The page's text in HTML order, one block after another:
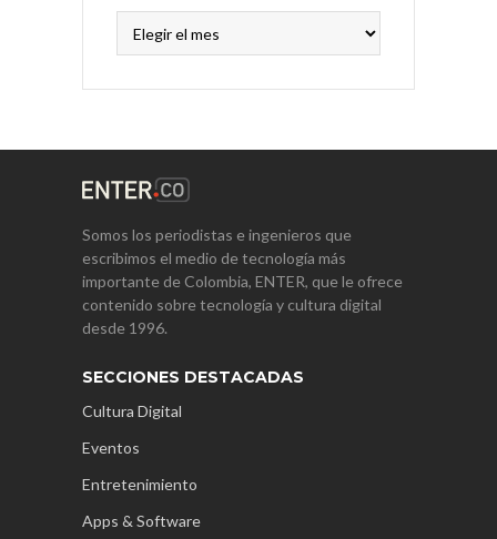
Somos los periodistas e ingenieros que
escribimos el medio de tecnología más
importante de Colombia, ENTER, que le ofrece
contenido sobre tecnología y cultura digital
desde 1996.
SECCIONES DESTACADAS
Cultura Digital
Eventos
Entretenimiento
Apps & Software